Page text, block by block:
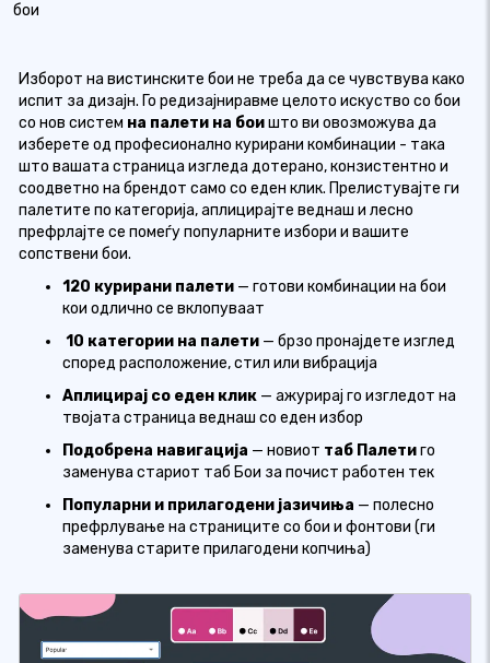
бои
Изборот на вистинските бои не треба да се чувствува како
испит за дизајн. Го редизајниравме целото искуство со бои
со нов систем на палети на боишто ви овозможува да
изберете од професионално курирани комбинации - така
што вашата страница изгледа дотерано, конзистентно и
соодветно на брендот само со еден клик. Прелистувајте ги
палетите по категорија, аплицирајте веднаш и лесно
префрлајте се помеѓу популарните избори и вашите
сопствени бои.
120 курирани палети — готови комбинации на бои
кои одлично се вклопуваат
10 категории на палети — брзо пронајдете изглед
според расположение, стил или вибрација
Аплицирај со еден клик — ажурирај го изгледот на
твојата страница веднаш со еден избор
Подобрена навигација — новиот таб Палетиго
заменува стариот таб Бои за почист работен тек
Популарни и прилагодени јазичиња — полесно
префрлување на страниците со бои и фонтови (ги
заменува старите прилагодени копчиња)